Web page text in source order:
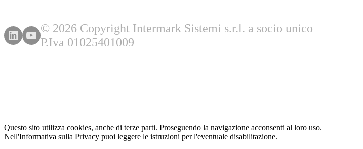
© 2026 Copyright Intermark Sistemi s.r.l. a socio unico
P.Iva 01025401009
Questo sito utilizza cookies, anche di terze parti. Proseguendo la navigazione acconsenti al loro uso.
Nell'Informativa sulla Privacy puoi leggere le istruzioni per l'eventuale disabilitazione.